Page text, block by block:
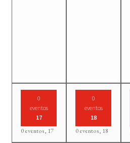
0
eventos
17
0 eventos, 17
0
eventos
18
0 eventos, 18